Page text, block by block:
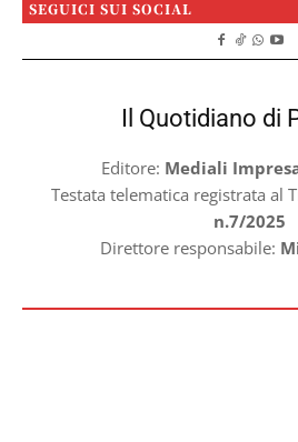
SEGUICI SUI SOCIAL
Il Quotidiano di
Editore: Mediali
Testata telematica registrata al
n.7/2025
Direttore responsabile: